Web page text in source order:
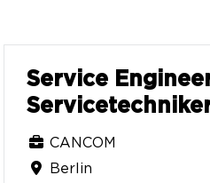
Service
CANCOM
Berlin